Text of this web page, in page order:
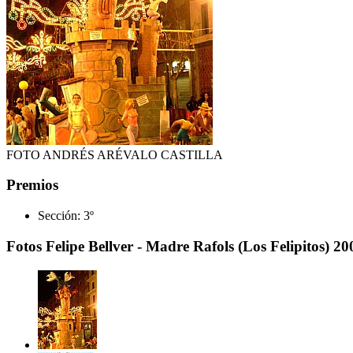
FOTO ANDRÉS ARÉVALO CASTILLA
Premios
Sección: 3º
Fotos Felipe Bellver - Madre Rafols (Los Felipitos)